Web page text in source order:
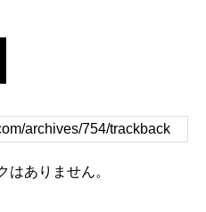
はありません。